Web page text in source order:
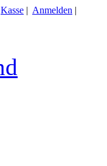
Kasse | Anmelden |